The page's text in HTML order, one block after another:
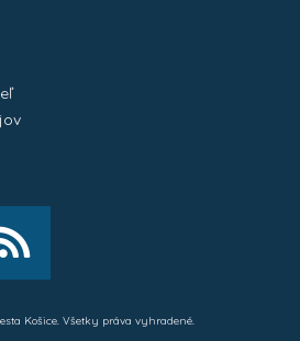
Košice. Všetky práva vyhradené.